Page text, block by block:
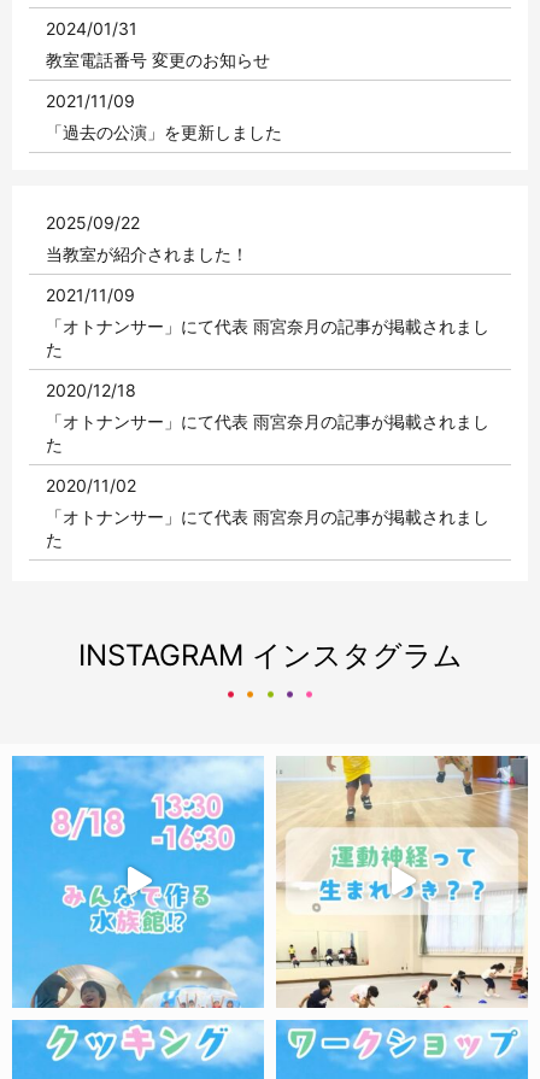
2024/01/31
教室電話番号 変更のお知らせ
2021/11/09
「過去の公演」を更新しました
2020/11/04
「過去の公演」を更新しました。
2020/06/26
Onlineコース、新設のお知らせ
2025/09/22
当教室が紹介されました！
2021/11/09
「オトナンサー」にて代表 雨宮奈月の記事が掲載されまし
た
2020/12/18
「オトナンサー」にて代表 雨宮奈月の記事が掲載されまし
た
2020/11/02
「オトナンサー」にて代表 雨宮奈月の記事が掲載されまし
た
2020/04/07
「たまひよ」にて代表の記事が公開されました
2020/01/28
「オトナンサー」にて代表の記事が公開されました
INSTAGRAM インスタグラム